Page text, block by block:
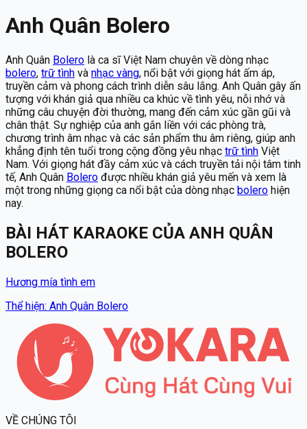
Anh Quân Bolero
Anh Quân Bolero là ca sĩ Việt Nam chuyên về dòng nhạc
bolero, trữ tình và nhạc vàng, nổi bật với giọng hát ấm áp,
truyền cảm và phong cách trình diễn sâu lắng. Anh Quân gây ấn
tượng với khán giả qua nhiều ca khúc về tình yêu, nỗi nhớ và
những câu chuyện đời thường, mang đến cảm xúc gần gũi và
chân thật. Sự nghiệp của anh gắn liền với các phòng trà,
chương trình âm nhạc và các sản phẩm thu âm riêng, giúp anh
khẳng định tên tuổi trong cộng đồng yêu nhạc trữ tình Việt
Nam. Với giọng hát đầy cảm xúc và cách truyền tải nội tâm tinh
tế, Anh Quân Bolero được nhiều khán giả yêu mến và xem là
một trong những giọng ca nổi bật của dòng nhạc bolero hiện
nay.
BÀI HÁT KARAOKE CỦA ANH QUÂN
BOLERO
Hương mía tình em
Thể hiện: Anh Quân Bolero
VỀ CHÚNG TÔI